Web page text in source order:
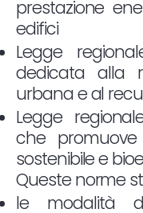
prestazione
edifici
Legge
dedicata alla
urbana e al
Legge
che
sostenibile e
Queste norme
le modalità